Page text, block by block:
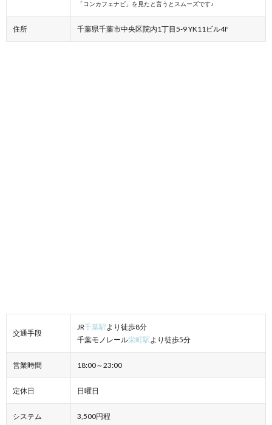
「コンカフェナビ」を見たと言うとスムーズです♪
住所 千葉県千葉市中央区院内1丁目5-9 YK11ビル4F
交通手段
JR千葉駅より徒歩8分
千葉モノレール栄町駅より徒歩5分
営業時間 18:00～23:00
定休日 日曜日
システム 3,500円程